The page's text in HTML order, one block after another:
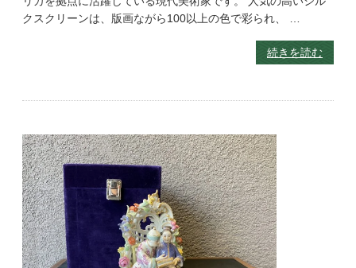
クスクリーンは、版画ながら100以上の色で彩られ、 …
続きを読む